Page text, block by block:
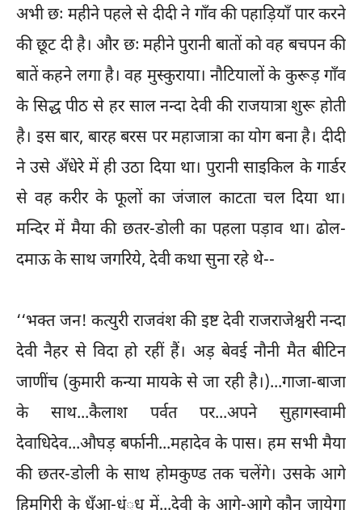
अभी छः महीने पहले से दीदी ने गाँव की पहाड़ियाँ पार करने
की छूट दी है। और छः महीने पुरानी बातों को वह बचपन की
बातें कहने लगा है। वह मुस्कुराया। नौटियालों के कुरूड़ गाँव
के सिद्ध पीठ से हर साल नन्दा देवी की राजयात्रा शुरू होती
है। इस बार, बारह बरस पर महाजात्रा का योग बना है। दीदी
ने उसे अँधेरे में ही उठा दिया था। पुरानी साइकिल के गार्डर
से वह करीर के फूलों का जंजाल काटता चल दिया था।
मन्दिर में मैया की छतर-डोली का पहला पड़ाव था। ढोल-
दमाऊ के साथ जगरिये, देवी कथा सुना रहे थे--
‘‘भक्त जन! कत्युरी राजवंश की इष्ट देवी राजराजेश्वरी नन्दा
देवी नैहर से विदा हो रहीं हैं। अड़ बेवई नौनी मैत बीटिन
जाणींच (कुमारी कन्या मायके से जा रही है।)...गाजा-बाजा
के साथ...कैलाश पर्वत पर...अपने सुहागस्वामी
देवाधिदेव...औघड़ बर्फानी...महादेव के पास। हम सभी मैया
की छतर-डोली के साथ होमकुण्ड तक चलेंगे। उसके आगे